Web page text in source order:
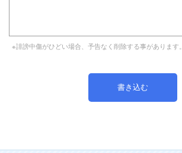
※誹謗中傷がひどい場合、予告なく削除する事があります。